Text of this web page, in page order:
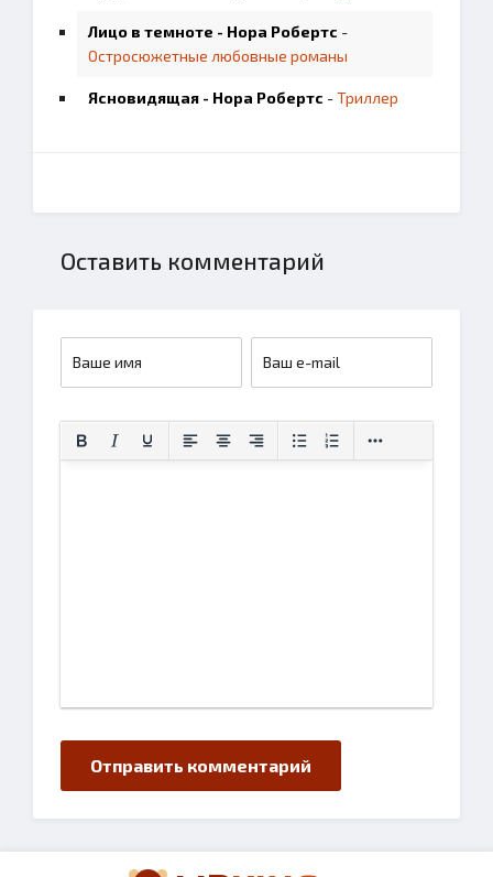
Лицо в темноте - Нора Робертс -
Остросюжетные любовные романы
Ясновидящая - Нора Робертс -Триллер
Оставить комментарий
Отправить комментарий